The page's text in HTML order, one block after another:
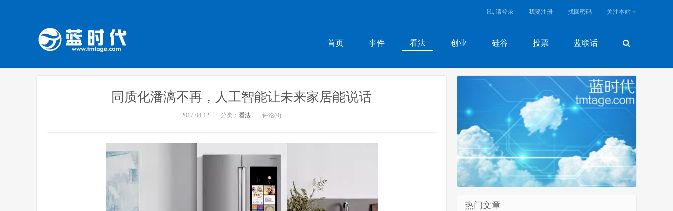
首页 事件 看法 创业 硅谷 投票 蓝联话
Hi, 请登录 我要注册 找回密码 关注本站
同质化潘漓不再，人工智能让未来家居能说话
2017-04-12 分类： 看法 评论(0)
热门文章